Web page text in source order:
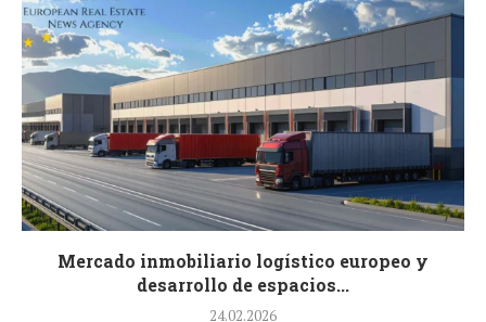
Mercado inmobiliario logístico europeo y
desarrollo de espacios...
24.02.2026